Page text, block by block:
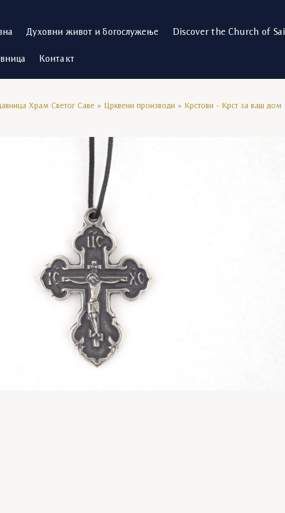
Духовни живот и богослужење Discover the Church of
Контакт
Храм Светог Саве » Црквени производи » Крстови - Крст за ваш дом